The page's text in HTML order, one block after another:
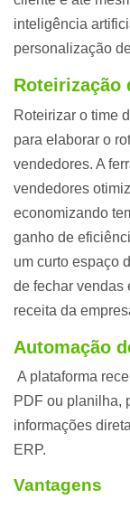
inteligência
personalização
Roteirização
Roteirizar o time
para elaborar o
vendedores. A
vendedores
economizando
ganho de
um curto espaço
de fechar vendas
receita da
Automação
A plataforma
PDF ou planilha,
informações
ERP.
Vantagens